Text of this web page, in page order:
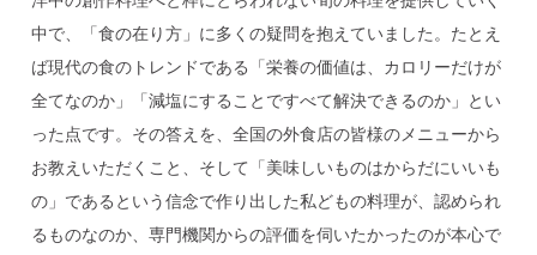
中で、「食の在り方」に多くの疑問を抱えていました。たとえ
ば現代の食のトレンドである「栄養の価値は、カロリーだけが
全てなのか」「減塩にすることですべて解決できるのか」とい
った点です。その答えを、全国の外食店の皆様のメニューから
お教えいただくこと、そして「美味しいものはからだにいいも
の」であるという信念で作り出した私どもの料理が、認められ
るものなのか、専門機関からの評価を伺いたかったのが本心で